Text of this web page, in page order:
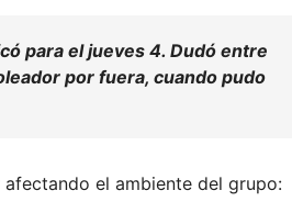
para el jueves 4. Dudó entre
por fuera, cuando pudo
el ambiente del grupo: